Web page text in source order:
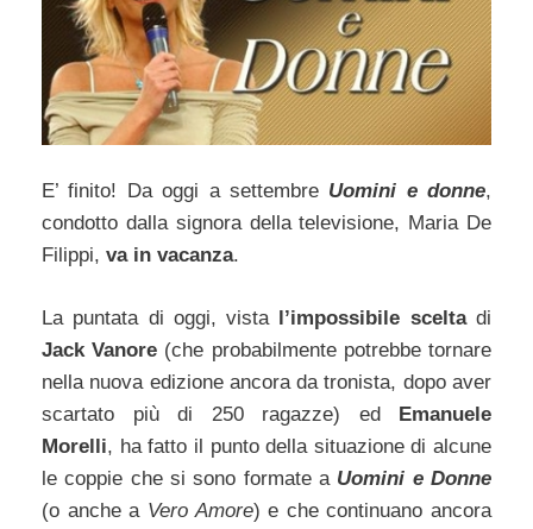
E’ finito! Da oggi a settembre Uomini e donne,
condotto dalla signora della televisione, Maria De
Filippi, va in vacanza.
La puntata di oggi, vista l’impossibile sceltadi
Jack Vanore (che probabilmente potrebbe tornare
nella nuova edizione ancora da tronista, dopo aver
scartato più di 250 ragazze) ed Emanuele
Morelli, ha fatto il punto della situazione di alcune
le coppie che si sono formate a Uomini e Donne
(o anche a Vero Amore) e che continuano ancora